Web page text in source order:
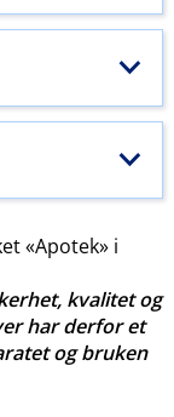
«Apotek» i
kvalitet og
har derfor et
og bruken